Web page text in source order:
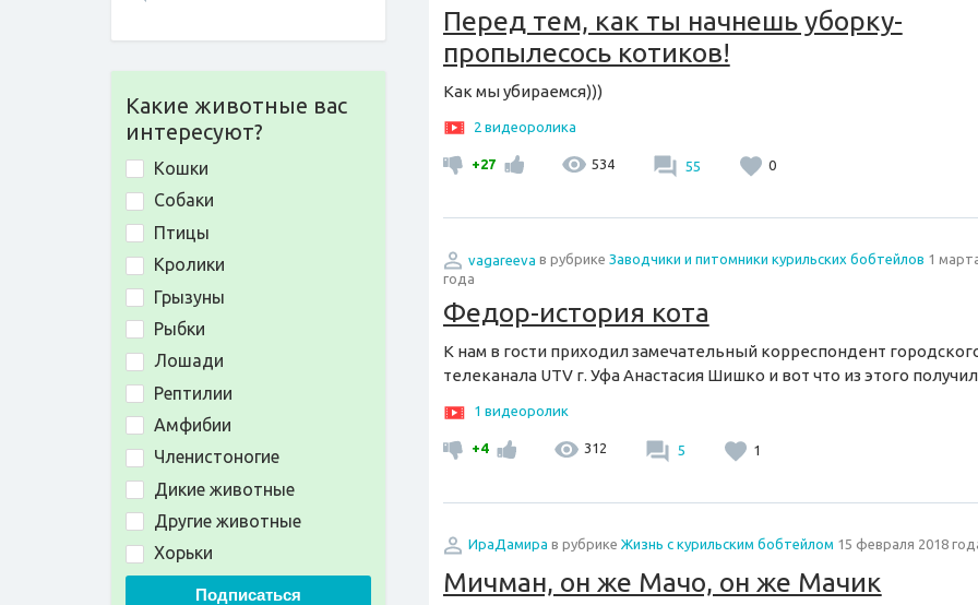
Какие животные вас
интересуют?
Кошки
Собаки
Птицы
Кролики
Грызуны
Рыбки
Лошади
Рептилии
Амфибии
Членистоногие
Дикие животные
Другие животные
Хорьки
Подписаться
Перед тем, как ты начнешь уборку-
пропылесось котиков!
Как мы убираемся)))
2 видеоролика
+27 534 55 0
vagareeva в рубрике Заводчики и питомники курильских бобтейлов 1
года
Федор-история кота
К нам в гости приходил замечательный корреспондент
телеканала UTV г. Уфа Анастасия Шишко и вот что из этого
1 видеоролик
+4 312 5 1
ИраДамира в рубрике Жизнь с курильским бобтейлом 15 февраля 2018
Мичман, он же Мачо, он же Мачик